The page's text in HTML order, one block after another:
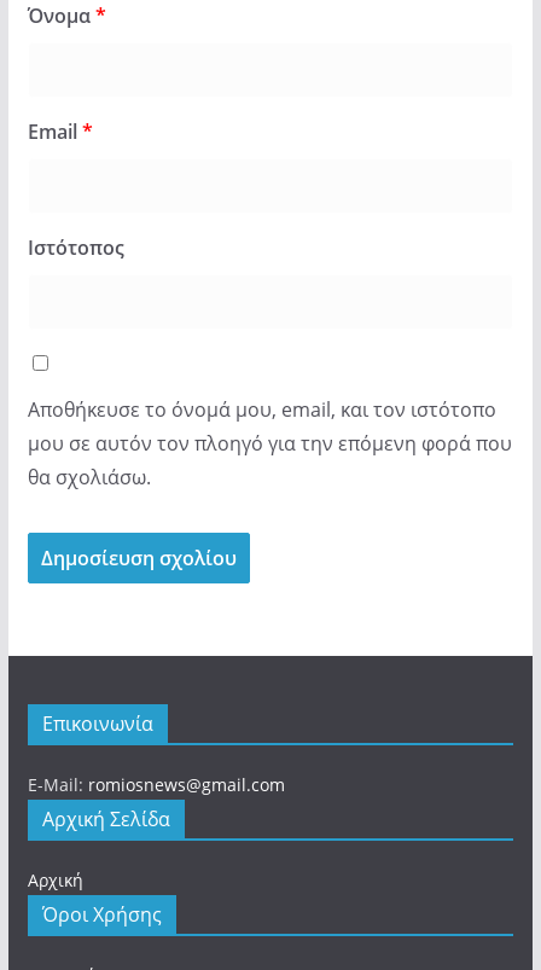
Όνομα*
Email*
Ιστότοπος
Αποθήκευσε το όνομά μου, email, και τον ιστότοπο
μου σε αυτόν τον πλοηγό για την επόμενη φορά που
θα σχολιάσω.
Επικοινωνία
E-Mail: romiosnews@gmail.com
Αρχική Σελίδα
Αρχική
Όροι Χρήσης